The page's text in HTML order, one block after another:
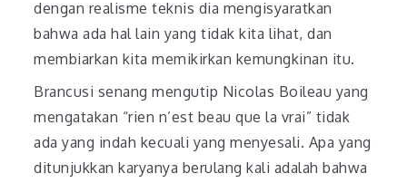
dengan realisme teknis dia mengisyaratkan
bahwa ada hal lain yang tidak kita lihat, dan
membiarkan kita memikirkan kemungkinan itu.
Brancusi senang mengutip Nicolas Boileau yang
mengatakan “rien n’est beau que la vrai” tidak
ada yang indah kecuali yang menyesali. Apa yang
ditunjukkan karyanya berulang kali adalah bahwa